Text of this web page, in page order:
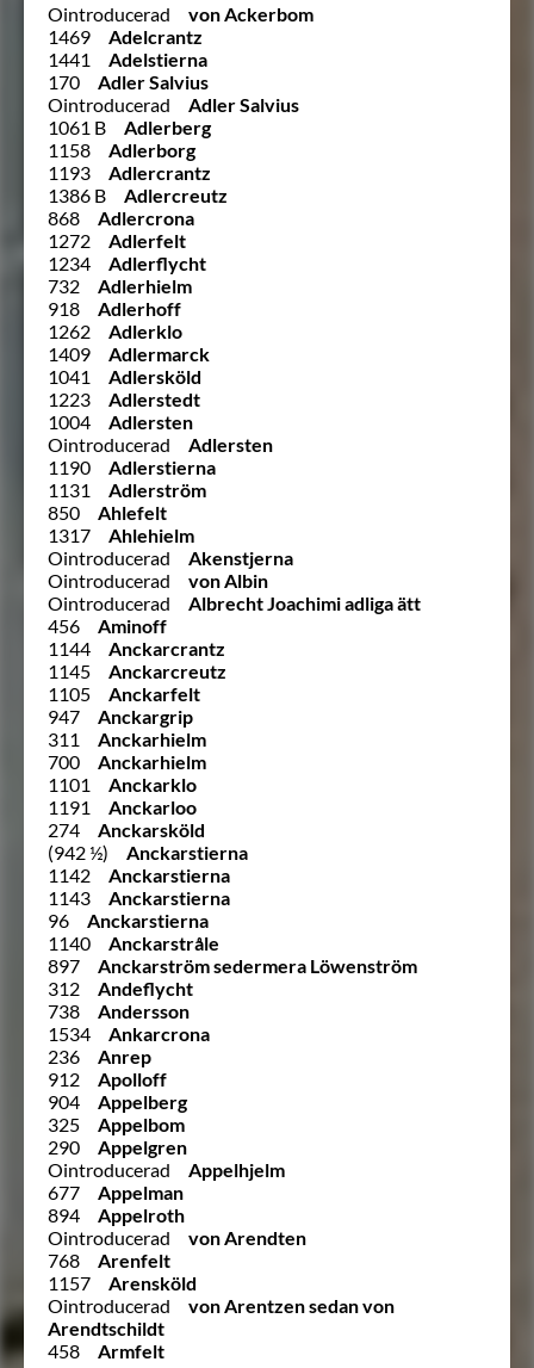
Ointroducerad
von Ackerbom
1469
Adelcrantz
1441
Adelstierna
170
Adler Salvius
Ointroducerad
Adler Salvius
1061 B
Adlerberg
1158
Adlerborg
1193
Adlercrantz
1386 B
Adlercreutz
868
Adlercrona
1272
Adlerfelt
1234
Adlerflycht
732
Adlerhielm
918
Adlerhoff
1262
Adlerklo
1409
Adlermarck
1041
Adlersköld
1223
Adlerstedt
1004
Adlersten
Ointroducerad
Adlersten
1190
Adlerstierna
1131
Adlerström
850
Ahlefelt
1317
Ahlehielm
Ointroducerad
Akenstjerna
Ointroducerad
von Albin
Ointroducerad
Albrecht Joachimi adliga ätt
456
Aminoff
1144
Anckarcrantz
1145
Anckarcreutz
1105
Anckarfelt
947
Anckargrip
311
Anckarhielm
700
Anckarhielm
1101
Anckarklo
1191
Anckarloo
274
Anckarsköld
(942 ½)
Anckarstierna
1142
Anckarstierna
1143
Anckarstierna
96
Anckarstierna
1140
Anckarstråle
897
Anckarström sedermera Löwenström
312
Andeflycht
738
Andersson
1534
Ankarcrona
236
Anrep
912
Apolloff
904
Appelberg
325
Appelbom
290
Appelgren
Ointroducerad
Appelhjelm
677
Appelman
894
Appelroth
Ointroducerad
von Arendten
768
Arenfelt
1157
Arensköld
Ointroducerad
von Arentzen sedan von
Arendtschildt
458
Armfelt